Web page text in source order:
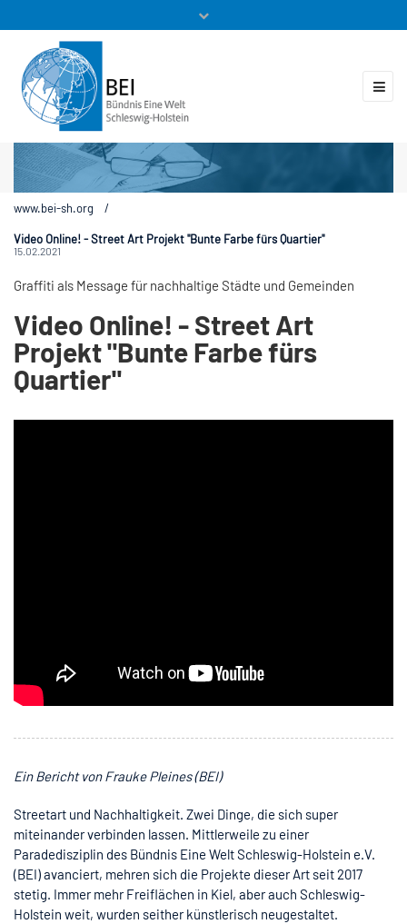
Mitglieder
www.bei-sh.org /
Video Online! - Street Art Projekt "Bunte Farbe fürs Quartier"
15.02.2021
Graffiti als Message für nachhaltige Städte und Gemeinden
Video Online! - Street Art
Projekt "Bunte Farbe fürs
Quartier"
Ein Bericht von Frauke Pleines (BEI)
Streetart und Nachhaltigkeit. Zwei Dinge, die sich super
miteinander verbinden lassen. Mittlerweile zu einer
Paradedisziplin des Bündnis Eine Welt Schleswig-Holstein e.V.
(BEI) avanciert, mehren sich die Projekte dieser Art seit 2017
stetig. Immer mehr Freiflächen in Kiel, aber auch Schleswig-
Holstein weit, wurden seither künstlerisch neugestaltet.